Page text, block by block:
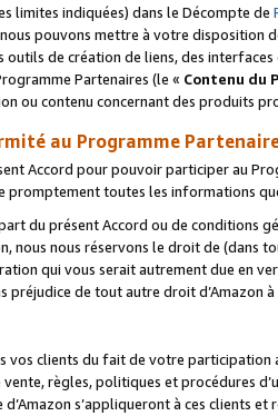
limites indiquées) dans le Décompte de
pouvons mettre à votre disposition
de création de liens, des
Partenaires (le « Contenu du
ou contenu concernant des produits
au Programme
Accord pour pouvoir participer au
promptement toutes les informations
du présent Accord ou de conditions
nous nous réservons le droit de (dans
qui vous serait autrement due en
préjudice de tout autre droit
vos clients du fait de votre
règles, politiques et procédures
s’appliqueront à ces clients